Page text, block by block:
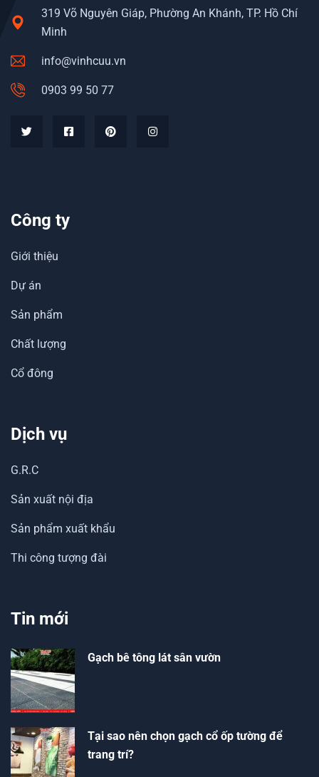
319 Võ Nguyên Giáp, Phường An Khánh, TP. Hồ Chí
Minh
info@vinhcuu.vn
0903 99 50 77
Công ty
Giới thiệu
Dự án
Sản phẩm
Chất lượng
Cổ đông
Dịch vụ
G.R.C
Sản xuất nội địa
Sản phẩm xuất khẩu
Thi công tượng đài
Tin mới
Gạch bê tông lát sân vườn
Tại sao nên chọn gạch cổ ốp tường để
trang trí?